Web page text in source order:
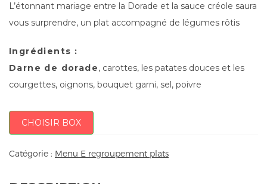
L’étonnant mariage entre la Dorade et la sauce créole saura
vous surprendre, un plat accompagné de légumes rôtis
Ingrédients :
Darne de dorade, carottes, les patates douces et les
courgettes, oignons, bouquet garni, sel, poivre
CHOISIR BOX
Catégorie : Menu E regroupement plats